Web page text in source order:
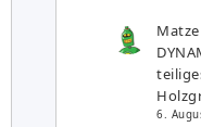
6.